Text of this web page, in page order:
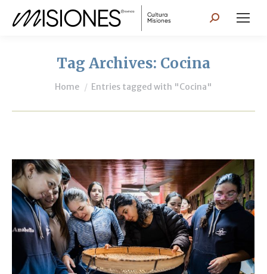
Search:
Tag Archives: Cocina
You are here:
Home Entries tagged with "Cocina"